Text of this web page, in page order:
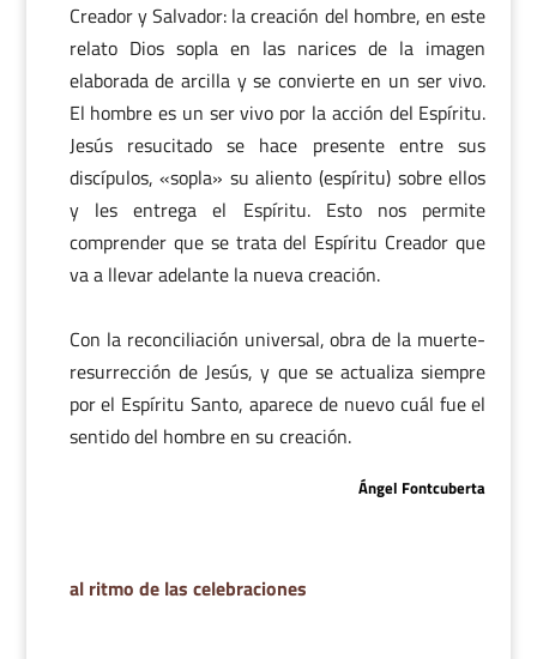
Creador y Salvador: la creación del hombre, en este
relato Dios sopla en las narices de la imagen
elaborada de arcilla y se convierte en un ser vivo.
El hombre es un ser vivo por la acción del Espíritu.
Jesús resucitado se hace presente entre sus
discípulos, «sopla» su aliento (espíritu) sobre ellos
y les entrega el Espíritu. Esto nos permite
comprender que se trata del Espíritu Creador que
va a llevar adelante la nueva creación.
Con la reconciliación universal, obra de la muerte-
resurrección de Jesús, y que se actualiza siempre
por el Espíritu Santo, aparece de nuevo cuál fue el
sentido del hombre en su creación.
Ángel Fontcuberta
al ritmo de las celebraciones